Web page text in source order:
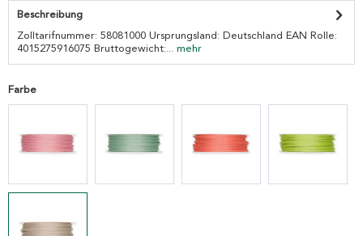
Beschreibung
Zolltarifnummer: 58081000 Ursprungsland: Deutschland EAN Rolle:
4015275916075 Bruttogewicht:... mehr
Farbe